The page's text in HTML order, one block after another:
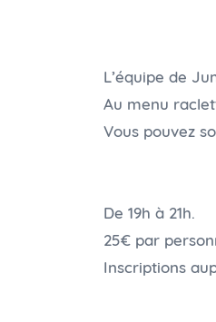
L’équipe de
Au menu
Vous pouvez
De 19h à 21h.
25€ par
Inscriptions